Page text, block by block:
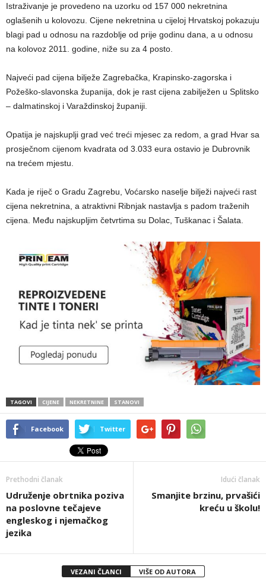
Istraživanje je provedeno na uzorku od 157 000 nekretnina
oglašenih u kolovozu. Cijene nekretnina u cijeloj Hrvatskoj pokazuju
blagi pad u odnosu na razdoblje od prije godinu dana, a u odnosu
na kolovoz 2011. godine, niže su za 4 posto.
Najveći pad cijena bilježe Zagrebačka, Krapinsko-zagorska i
Požeško-slavonska županija, dok je rast cijena zabilježen u Splitsko
– dalmatinskoj i Varaždinskoj županiji.
Opatija je najskuplji grad već treći mjesec za redom, a grad Hvar sa
prosječnom cijenom kvadrata od 3.033 eura ostavio je Dubrovnik
na trećem mjestu.
Kada je riječ o Gradu Zagrebu, Voćarsko naselje bilježi najveći rast
cijena nekretnina, a atraktivni Ribnjak nastavlja s padom traženih
cijena. Među najskupljim četvrtima su Dolac, Tuškanac i Šalata.
TAGOVI CIJENE NEKRETNINE STANOVI
Facebook Twitter
Prethodni članak
Udruženje obrtnika poziva
na poslovne tečajeve
engleskog i njemačkog
jezika
Idući članak
Smanjite brzinu, prvašići
kreću u školu!
VEZANI ČLANCI VIŠE OD AUTORA